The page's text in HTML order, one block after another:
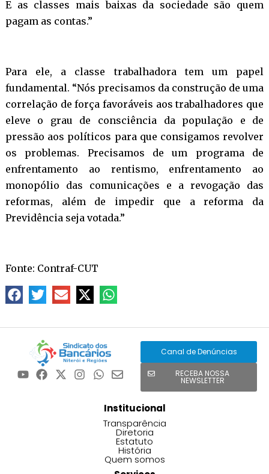
E as classes mais baixas da sociedade são quem
pagam as contas.”
Para ele, a classe trabalhadora tem um papel
fundamental. “Nós precisamos da construção de uma
correlação de força favoráveis aos trabalhadores que
eleve o grau de consciência da população e de
pressão aos políticos para que consigamos revolver
os problemas. Precisamos de um programa de
enfrentamento ao rentismo, enfrentamento ao
monopólio das comunicações e a revogação das
reformas, além de impedir que a reforma da
Previdência seja votada.”
Fonte: Contraf-CUT
Canal de Denúncias
RECEBA NOSSA
NEWSLETTER
Institucional
Transparência
Diretoria
Estatuto
História
Quem somos